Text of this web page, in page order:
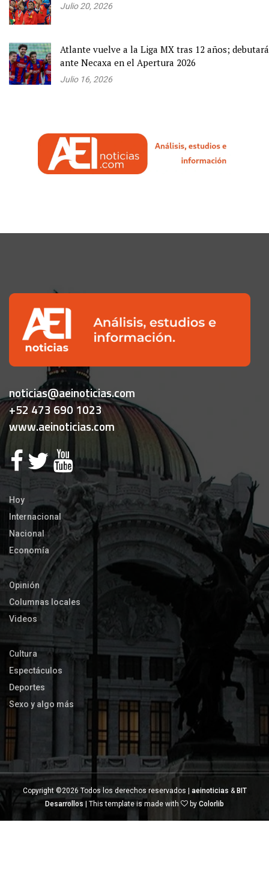
Julio 20, 2026
Atlante vuelve a la Liga MX tras 12 años; debutará
ante Necaxa en el Apertura 2026
Julio 16, 2026
noticias@aeinoticias.com
+52 473 690 1023
www.aeinoticias.com
Hoy
Internacional
Nacional
Economía
Opinión
Columnas locales
Videos
Cultura
Espectáculos
Deportes
Sexo y algo más
Copyright ©2026 Todos los derechos reservados | aeinoticias & BIT
Desarrollos | This template is made with by Colorlib